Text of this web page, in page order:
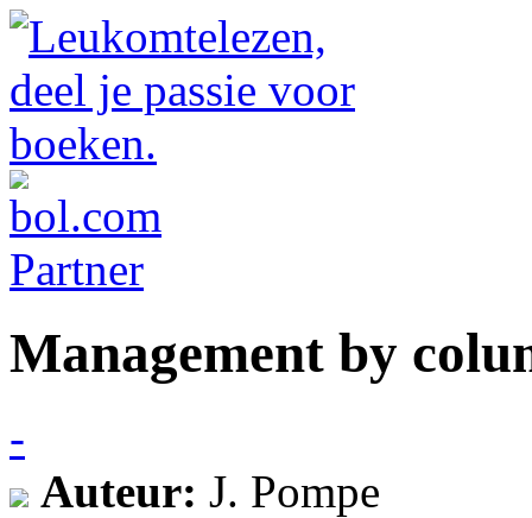
Management by
-
Auteur: J. Pompe